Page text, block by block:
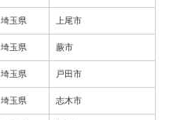
埼玉県 上尾市
埼玉県 蕨市
埼玉県 戸田市
埼玉県 志木市